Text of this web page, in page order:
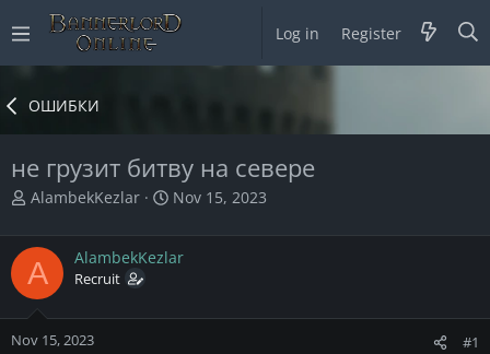
Log in Register
ОШИБКИ
не грузит битву на севере
T
e
a
d
t
AlambekKezlar
S
r
a
Nov 15, 2023
A AlambekKezlar
Recruit
Nov 15, 2023 #1